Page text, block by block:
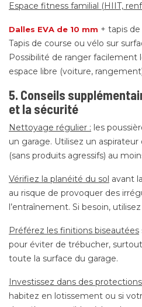
Espace fitness familial (HIIT,
Dalles EVA de 10 mm + tapis
Tapis de course ou vélo sur
Possibilité de ranger facilement
espace libre (voiture,
5. Conseils
et la sécurité
Nettoyage régulier : les
un garage. Utilisez un
(sans produits agressifs) au
Vérifiez la planéité du sol avant
au risque de provoquer des
l’entraînement. Si besoin,
Préférez les finitions biseautées
pour éviter de trébucher,
toute la surface du garage.
Investissez dans des
habitez en lotissement ou si